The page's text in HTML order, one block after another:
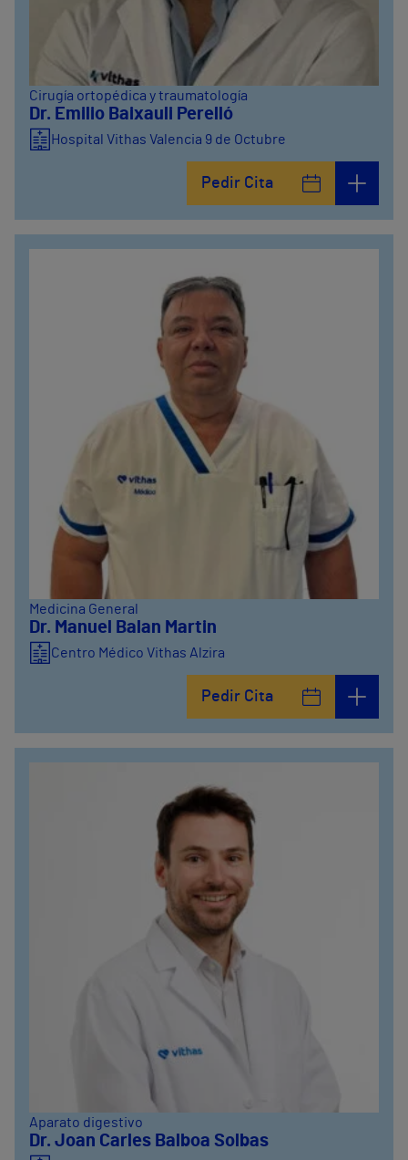
Cirugía ortopédica y traumatología
Dr. Emilio Baixauli Perelló
Hospital Vithas Valencia 9 de Octubre
Pedir Cita
Medicina General
Dr. Manuel Balan Martin
Centro Médico Vithas Alzira
Pedir Cita
Aparato digestivo
Dr. Joan Carles Balboa Solbas